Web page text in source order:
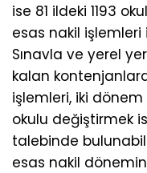
ise 81 ildeki 1193
esas nakil
Sınavla ve yerel
kalan
işlemleri, iki
okulu değiştirmek
talebinde
esas nakil